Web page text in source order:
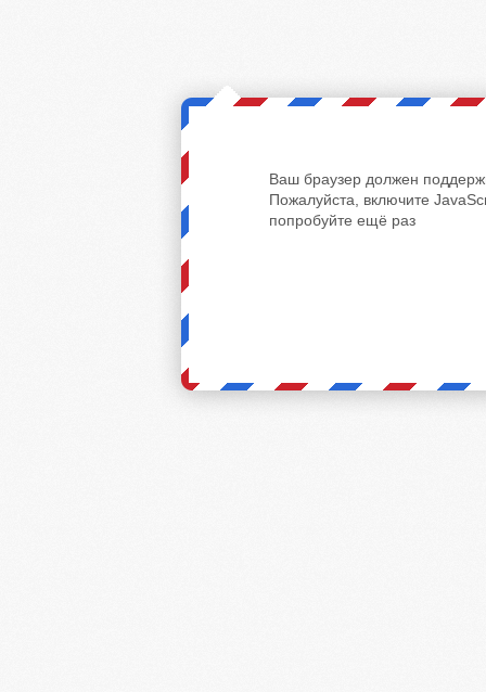
Ваш браузер должен
Пожалуйста, включите
попробуйте ещё раз